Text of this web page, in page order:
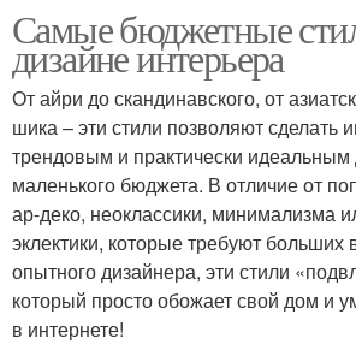
Самые бюджетные
дизайне интерьера
От айри до скандинавского, от
шика – эти стили позволяют сделать
трендовым и практически
маленького бюджета. В отличие от
ар-деко, неоклассики, минимализма
эклектики, которые требуют больших
опытного дизайнера, эти стили
который просто обожает свой дом и
в интернете!